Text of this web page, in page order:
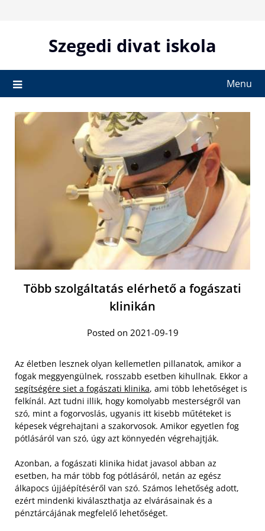
Szegedi divat iskola
Menu
Több szolgáltatás elérhető a fogászati
klinikán
Posted on 2021-09-19
Az életben lesznek olyan kellemetlen pillanatok, amikor a
fogak meggyengülnek, rosszabb esetben kihullnak. Ekkor a
segítségére siet a fogászati klinika, ami több lehetőséget is
felkínál. Azt tudni illik, hogy komolyabb mesterségről van
szó, mint a fogorvoslás, ugyanis itt kisebb műtéteket is
képesek végrehajtani a szakorvosok. Amikor egyetlen fog
pótlásáról van szó, úgy azt könnyedén végrehajtják.
Azonban, a fogászati klinika hidat javasol abban az
esetben, ha már több fog pótlásáról, netán az egész
álkapocs újjáépítéséről van szó. Számos lehetőség adott,
ezért mindenki kiválaszthatja az elvárásainak és a
pénztárcájának megfelelő lehetőséget.